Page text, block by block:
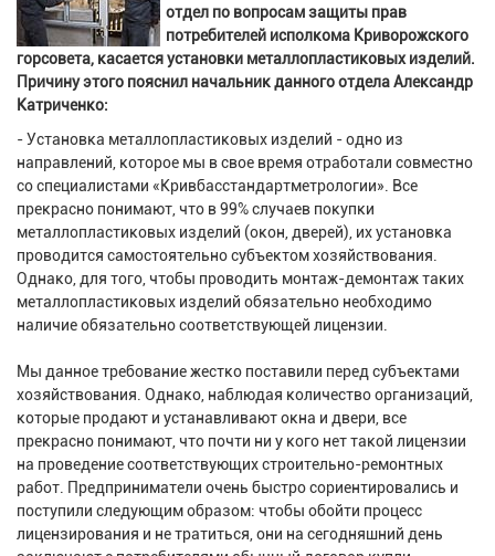
отдел по вопросам защиты прав
потребителей исполкома Криворожского
горсовета, касается установки металлопластиковых изделий.
Причину этого пояснил начальник данного отдела Александр
Катриченко:
- Установка металлопластиковых изделий - одно из
направлений, которое мы в свое время отработали совместно
со специалистами «Кривбасстандартметрологии». Все
прекрасно понимают, что в 99% случаев покупки
металлопластиковых изделий (окон, дверей), их установка
проводится самостоятельно субъектом хозяйствования.
Однако, для того, чтобы проводить монтаж-демонтаж таких
металлопластиковых изделий обязательно необходимо
наличие обязательно соответствующей лицензии.
Мы данное требование жестко поставили перед субъектами
хозяйствования. Однако, наблюдая количество организаций,
которые продают и устанавливают окна и двери, все
прекрасно понимают, что почти ни у кого нет такой лицензии
на проведение соответствующих строительно-ремонтных
работ. Предприниматели очень быстро сориентировались и
поступили следующим образом: чтобы обойти процесс
лицензирования и не тратиться, они на сегодняшний день